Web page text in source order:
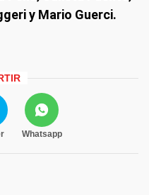
y Mario Guerci.
Whatsapp